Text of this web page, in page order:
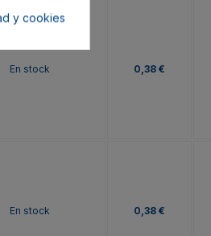
En stock 0,38 €
En stock 0,38 €
y cookies